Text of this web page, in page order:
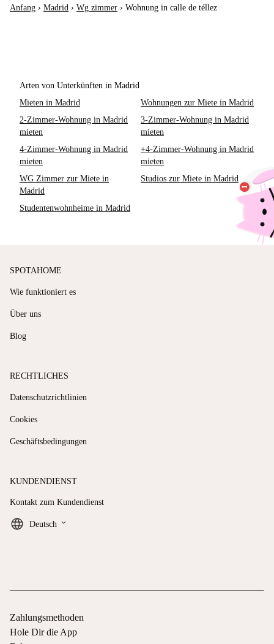
Anfang › Madrid › Wg zimmer › Wohnung in calle de téllez
Arten von Unterkünften in Madrid
Mieten in Madrid
Wohnungen zur Miete in Madrid
2-Zimmer-Wohnung in Madrid
mieten
3-Zimmer-Wohnung in Madrid
mieten
4-Zimmer-Wohnung in Madrid
mieten
+4-Zimmer-Wohnung in Madrid
mieten
WG Zimmer zur Miete in
Madrid
Studios zur Miete in Madrid
Studentenwohnheime in Madrid
SPOTAHOME
Wie funktioniert es
Über uns
Blog
RECHTLICHES
Datenschutzrichtlinien
Cookies
Geschäftsbedingungen
KUNDENDIENST
Kontakt zum Kundendienst
Deutsch keyboard_arrow_down
Zahlungsmethoden
Hole Dir die App